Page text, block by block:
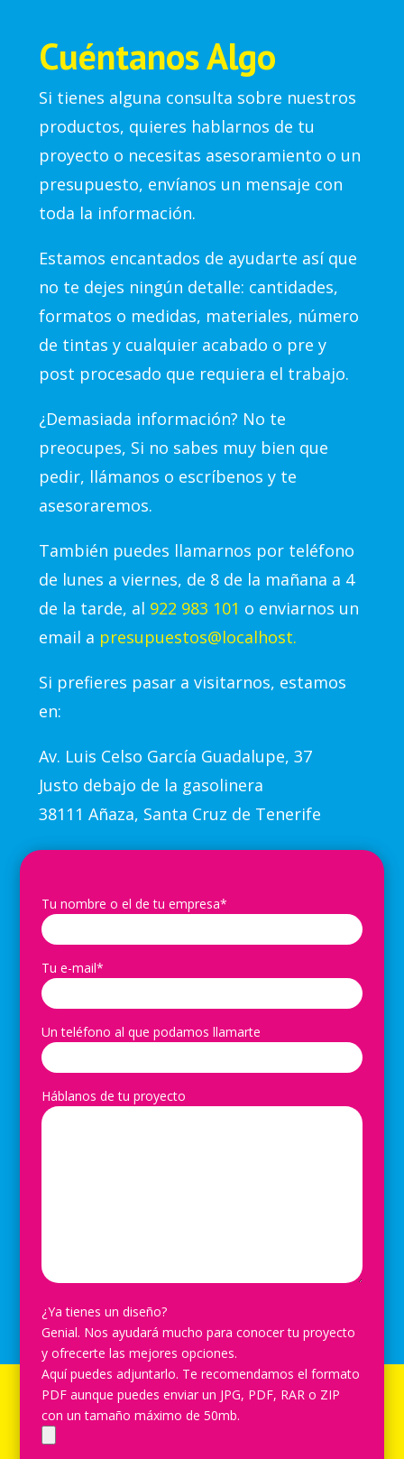
Cuéntanos Algo
Si tienes alguna consulta sobre nuestros
productos, quieres hablarnos de tu
proyecto o necesitas asesoramiento o un
presupuesto, envíanos un mensaje con
toda la información.
Estamos encantados de ayudarte así que
no te dejes ningún detalle: cantidades,
formatos o medidas, materiales, número
de tintas y cualquier acabado o pre y
post procesado que requiera el trabajo.
¿Demasiada información? No te
preocupes, Si no sabes muy bien que
pedir, llámanos o escríbenos y te
asesoraremos.
También puedes llamarnos por teléfono
de lunes a viernes, de 8 de la mañana a 4
de la tarde, al 922 983 101 o enviarnos un
email a presupuestos@localhost.
Si prefieres pasar a visitarnos, estamos
en:
Av. Luis Celso García Guadalupe, 37
Justo debajo de la gasolinera
38111 Añaza, Santa Cruz de Tenerife
Tu nombre o el de tu empresa*
Tu e-mail*
Un teléfono al que podamos llamarte
Háblanos de tu proyecto
¿Ya tienes un diseño?
Genial. Nos ayudará mucho para conocer tu proyecto
y ofrecerte las mejores opciones.
Aquí puedes adjuntarlo. Te recomendamos el formato
PDF aunque puedes enviar un JPG, PDF, RAR o ZIP
con un tamaño máximo de 50mb.